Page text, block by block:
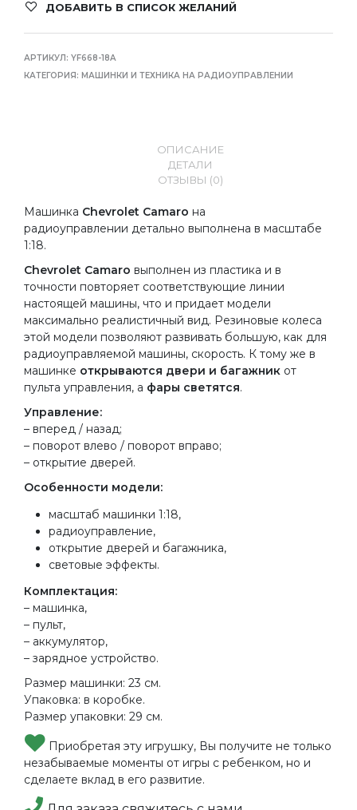
ДОБАВИТЬ В СПИСОК ЖЕЛАНИЙ
АРТИКУЛ: YF668-18A
КАТЕГОРИЯ: МАШИНКИ И ТЕХНИКА НА РАДИОУПРАВЛЕНИИ
ОПИСАНИЕ
ДЕТАЛИ
ОТЗЫВЫ (0)
Машинка Chevrolet Camaro на
радиоуправлении детально выполнена в масштабе
1:18.
Chevrolet Camaro выполнен из пластика и в
точности повторяет соответствующие линии
настоящей машины, что и придает модели
максимально реалистичный вид. Резиновые колеса
этой модели позволяют развивать большую, как для
радиоуправляемой машины, скорость. К тому же в
машинке открываются двери и багажник от
пульта управления, а фары светятся.
Управление:
– вперед / назад;
– поворот влево / поворот вправо;
– открытие дверей.
Особенности модели:
масштаб машинки 1:18,
радиоуправление,
открытие дверей и багажника,
световые эффекты.
Комплектация:
– машинка,
– пульт,
– аккумулятор,
– зарядное устройство.
Размер машинки: 23 см.
Упаковка: в коробке.
Размер упаковки: 29 см.
Приобретая эту игрушку, Вы получите не только
незабываемые моменты от игры с ребенком, но и
сделаете вклад в его развитие.